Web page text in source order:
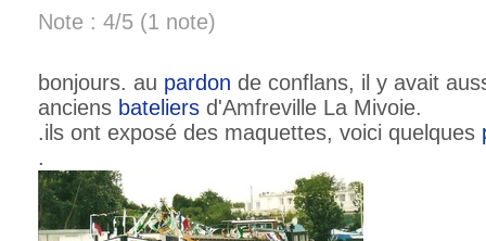
Note : 4/5 (1 note)
bonjours. au pardon de conflans, il y avait
anciens bateliers d'Amfreville La Mivoie.
.ils ont exposé des maquettes, voici quelques
.